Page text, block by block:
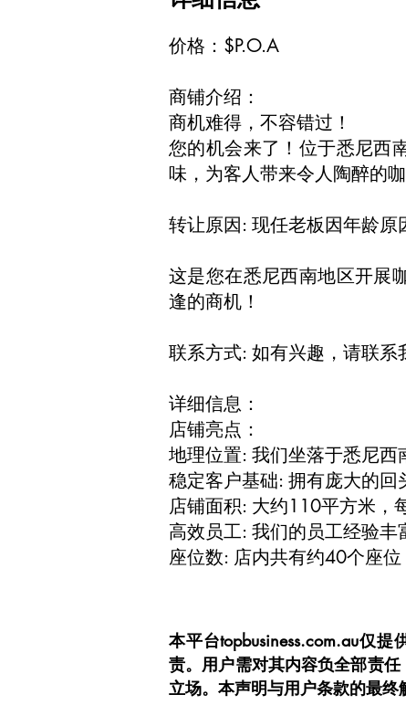
价格：$P.O.A
商铺介绍：
商机难得，不容错过！
您的机会来了！位于悉尼西
味，为客人带来令人陶醉的咖
转让原因: 现任老板因年龄原
这是您在悉尼西南地区开展
逢的商机！
联系方式: 如有兴趣，请联
详细信息：
店铺亮点：
地理位置: 我们坐落于悉尼西
稳定客户基础: 拥有庞大的回
店铺面积: 大约110平方米，
高效员工: 我们的员工经验丰
座位数: 店内共有约40个座位
本平台topbusiness.com.au仅
责。用户需对其内容负全部责
立场。本声明与用户条款的最终